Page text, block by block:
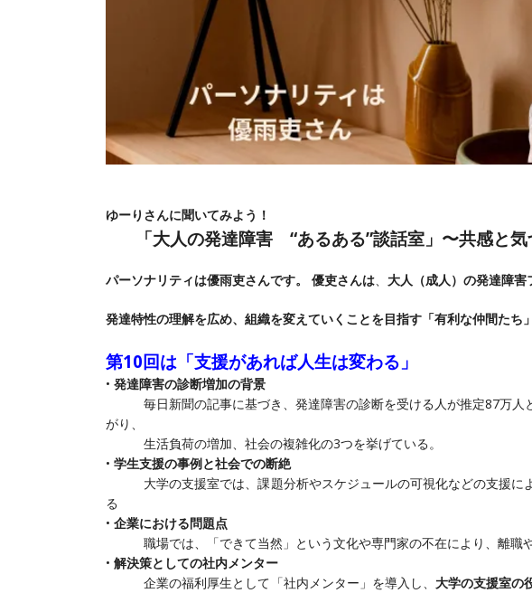
ゆーりさんに聞いてみよう！
「大人の発達障害 “あるある”談話室」〜共感と気
パーソナリティは優雨吏さんです。 優吏さんは、 大人（成人）の発達障害
発達特性の理解を広め、組織を変えていくことを目指す「有利な仲間たち
第10回は「支援があれば人生は変わる」
• 発達障害の診断増加の背景
毎日新聞の記事に基づき、発達障害の診断を受ける人が推定87万人
がり、
生活負荷の増加、社会の複雑化の3つを挙げている。
• 学生支援の事例と社会での断絶
大学の支援室では、課題分析やスケジュールの可視化などの支援に
る
• 企業における問題点
職場では、「できて当然」という文化や専門家の不在により、 離職
• 解決策としての社内メンター
企業の福利厚生として「社内メンター」を導入し、 大学の支援室の